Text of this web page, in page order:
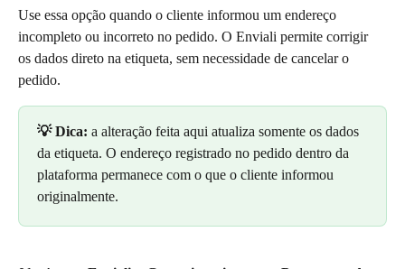
Use essa opção quando o cliente informou um endereço
incompleto ou incorreto no pedido. O Enviali permite corrigir
os dados direto na etiqueta, sem necessidade de cancelar o
pedido.
💡 Dica: a alteração feita aqui atualiza somente os dados
da etiqueta. O endereço registrado no pedido dentro da
plataforma permanece com o que o cliente informou
originalmente.